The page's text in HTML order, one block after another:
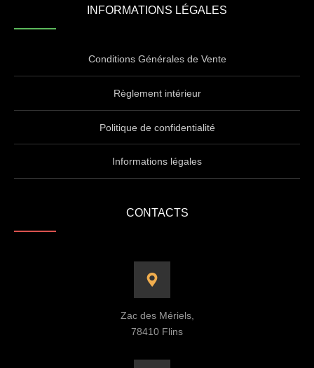
INFORMATIONS LÉGALES
Conditions Générales de Vente
Règlement intérieur
Politique de confidentialité
Informations légales
CONTACTS
Zac des Mériels,
78410 Flins